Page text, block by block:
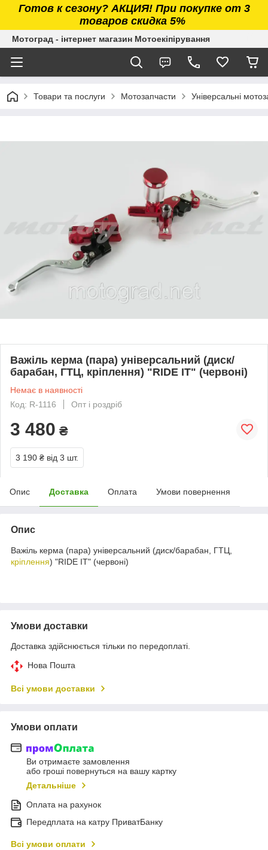
Готов к сезону? АКЦИЯ! При покупке от 3
товаров скидка 5%
Мотоград - інтернет магазин Мотоекіпірування
Товари та послуги Мотозапчасти Універсальні
Важіль керма (пара) універсальний (диск/
барабан, ГТЦ, кріплення) "RIDE IT" (червоні)
Немає в наявності
Код: R-1116
Опт і роздріб
3 480 ₴
3 190 ₴ від 3 шт.
Опис Доставка Оплата Умови повернення
Опис
Важіль керма (пара) універсальний (диск/барабан, ГТЦ,
кріплення) "RIDE IT" (червоні)
Умови доставки
Доставка здійснюється тільки по передоплаті.
Нова Пошта
Всі умови доставки
Умови оплати
Ви отримаєте замовлення
або гроші повернуться на вашу картку
Детальніше
Оплата на рахунок
Передплата на катру ПриватБанку
Всі умови оплати